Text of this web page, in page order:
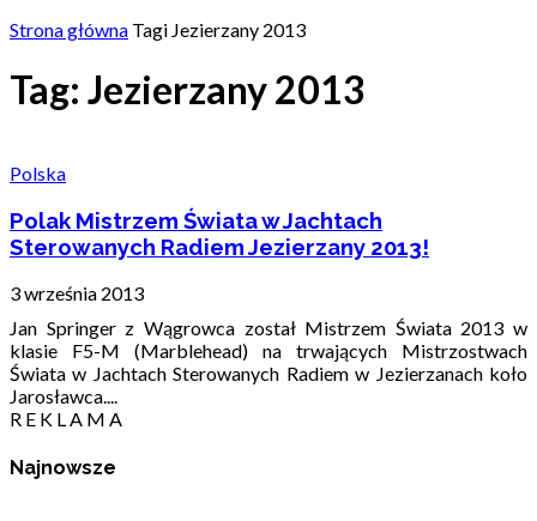
Strona główna Tagi Jezierzany 2013
Tag: Jezierzany 2013
Polska
Polak Mistrzem Świata w Jachtach
Sterowanych Radiem Jezierzany 2013!
3 września 2013
Jan Springer z Wągrowca został Mistrzem Świata 2013 w
klasie F5-M (Marblehead) na trwających Mistrzostwach
Świata w Jachtach Sterowanych Radiem w Jezierzanach koło
Jarosławca....
R E K L A M A
Najnowsze